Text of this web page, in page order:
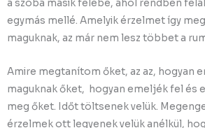
a szoba másik felébe, ahol rendben
egymás mellé. Amelyik érzelmet így
maguknak, az már nem lesz többet a
Amire megtanítom őket, az az, hogyan
maguknak őket, hogyan emeljék fel és
meg őket. Időt töltsenek velük.
érzelmek ott legyenek velük anélkül,